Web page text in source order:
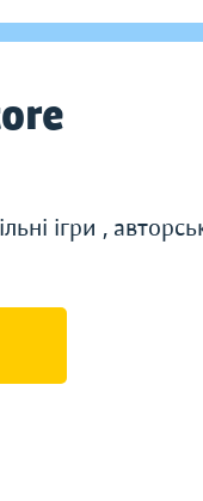
ігри ,